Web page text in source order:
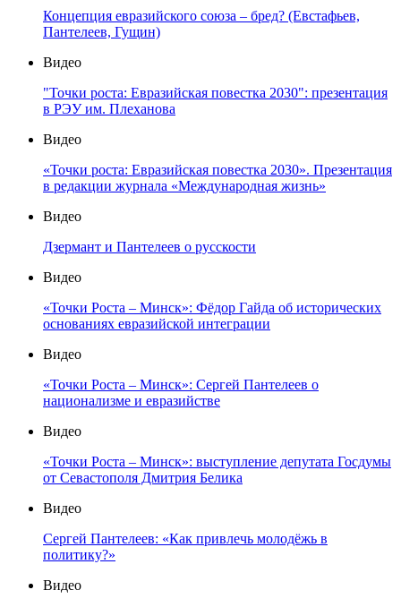
Концепция евразийского союза – бред? (Евстафьев,
Пантелеев, Гущин)
Видео
"Точки роста: Евразийская повестка 2030": презентация
в РЭУ им. Плеханова
Видео
«Точки роста: Евразийская повестка 2030». Презентация
в редакции журнала «Международная жизнь»
Видео
Дзермант и Пантелеев о русскости
Видео
«Точки Роста – Минск»: Фёдор Гайда об исторических
основаниях евразийской интеграции
Видео
«Точки Роста – Минск»: Сергей Пантелеев о
национализме и евразийстве
Видео
«Точки Роста – Минск»: выступление депутата Госдумы
от Севастополя Дмитрия Белика
Видео
Сергей Пантелеев: «Как привлечь молодёжь в
политику?»
Видео